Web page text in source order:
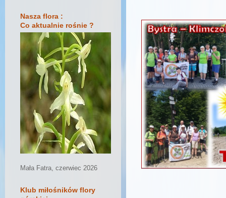
Nasza flora :
Co aktualnie rośnie ?
Mała Fatra, czerwiec 2026
Klub miłośników flory